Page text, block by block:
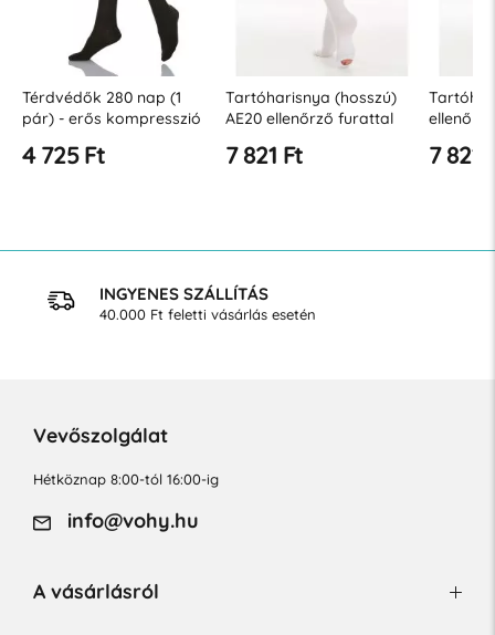
Térdvédők 280 nap (1
pár) - erős kompresszió
4 725 Ft
Tartóharisnya (hosszú)
AE20 ellenőrző furattal
7 821 Ft 7 821
INGYENES SZÁLLÍTÁS
40.000 Ft feletti vásárlás esetén
Vevőszolgálat
Hétköznap 8:00-tól 16:00-ig
info@vohy.hu
A vásárlásról